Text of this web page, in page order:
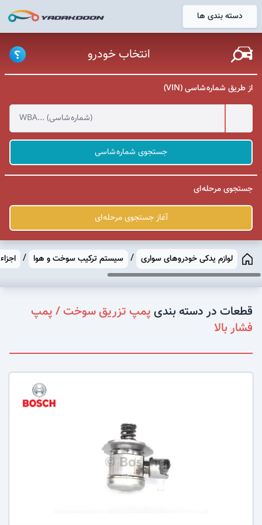
دسته بندی ها خانه
انتخاب خودرو
از طریق شماره شاسی (VIN)
جستجوی شماره شاسی
جستجوی مرحله ای
آغاز جستجوی مرحله ای
لوازم یدکی خودروهای سواری / سیستم ترکیب سوخت و هوا /
قطعات در دسته بندیپمپ تزریق سوخت / پمپ
فشار بالا
عکس کالا